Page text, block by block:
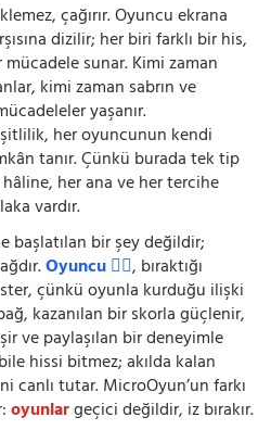
çağırır. Oyuncu ekrana
dizilir; her biri farklı bir his,
sunar. Kimi zaman
kimi zaman sabrın ve
yaşanır.
her oyuncunun kendi
tanır. Çünkü burada tek tip
her ana ve her tercihe
vardır.
başlatılan bir şey değildir;
Oyuncu 🧍‍♂️, bıraktığı
çünkü oyunla kurduğu ilişki
kazanılan bir skorla güçlenir,
ve paylaşılan bir deneyimle
hissi bitmez; akılda kalan
canlı tutar. MicroOyun’un farkı
oyunlargeçici değildir, iz bırakır.